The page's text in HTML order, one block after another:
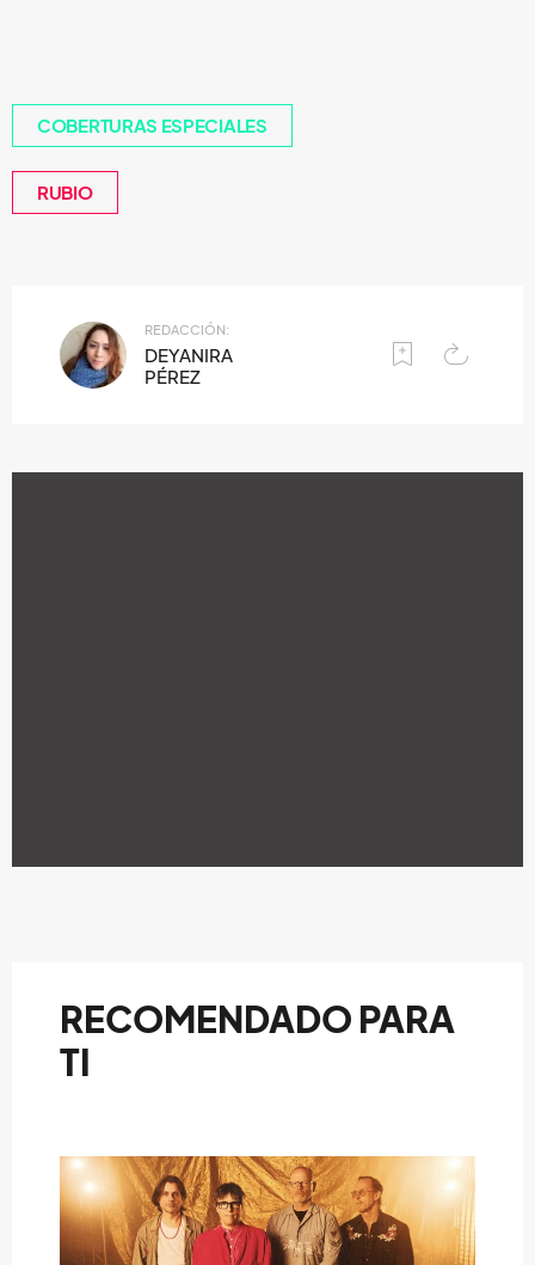
COBERTURAS ESPECIALES
RUBIO
REDACCIÓN:
DEYANIRA
PÉREZ
RECOMENDADO PARA
TI